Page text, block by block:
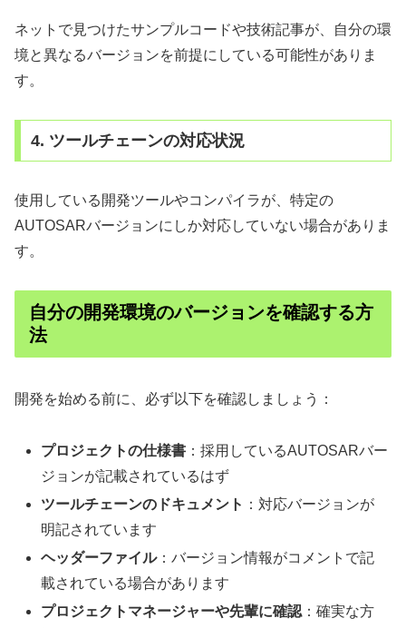
ネットで見つけたサンプルコードや技術記事が、自分の環
境と異なるバージョンを前提にしている可能性がありま
す。
4. ツールチェーンの対応状況
使用している開発ツールやコンパイラが、特定の
AUTOSARバージョンにしか対応していない場合がありま
す。
自分の開発環境のバージョンを確認する方
法
開発を始める前に、必ず以下を確認しましょう：
プロジェクトの仕様書 ：採用しているAUTOSARバー
ジョンが記載されているはず
ツールチェーンのドキュメント ：対応バージョンが
明記されています
ヘッダーファイル：バージョン情報がコメントで記
載されている場合があります
プロジェクトマネージャーや先輩に確認：確実な方